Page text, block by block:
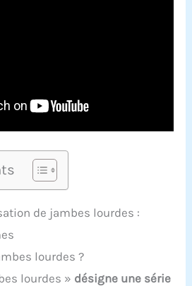
de jambes lourdes :
lourdes ?
lourdes » désigne une série